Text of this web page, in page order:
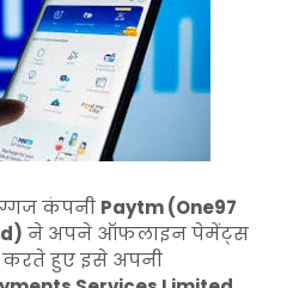
कंपनी Paytm (One97
ने अपने ऑफलाइन पेमेंट्स
करते हुए इसे अपनी